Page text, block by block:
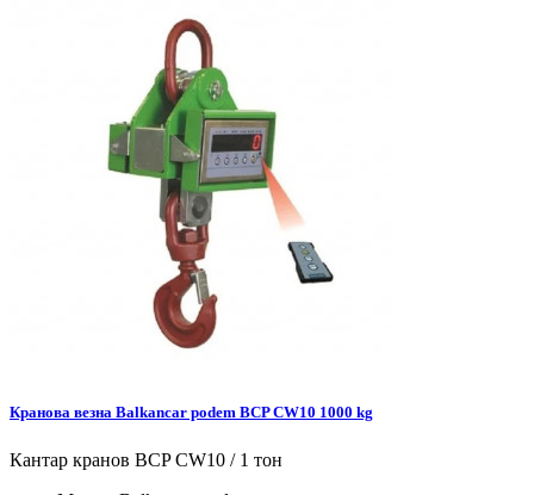
Кранова везна Balkancar podem BCP CW10 1000 kg
Кантар кранов BCP CW10 / 1 тон